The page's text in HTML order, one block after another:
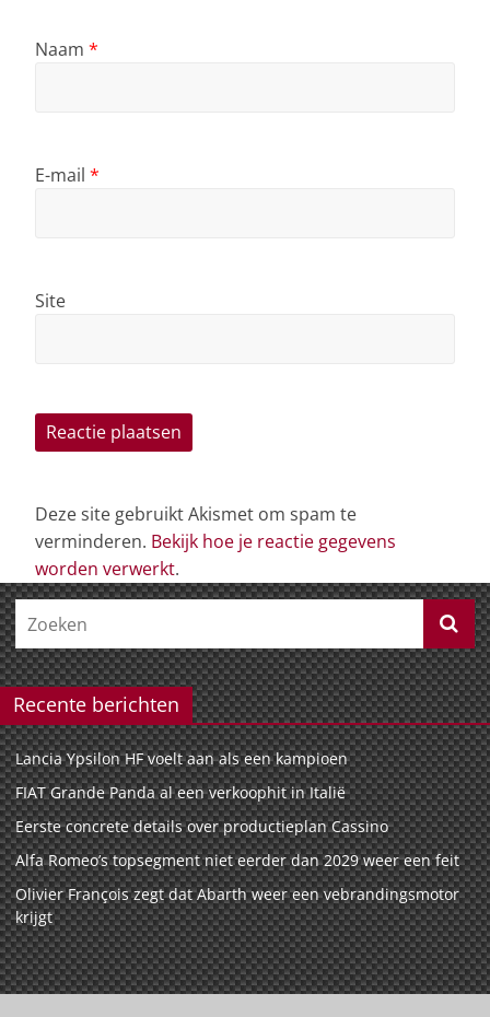
Naam *
E-mail *
Site
Deze site gebruikt Akismet om spam te
verminderen. Bekijk hoe je reactie gegevens
worden verwerkt.
Recente berichten
Lancia Ypsilon HF voelt aan als een kampioen
FIAT Grande Panda al een verkoophit in Italië
Eerste concrete details over productieplan Cassino
Alfa Romeo’s topsegment niet eerder dan 2029 weer een feit
Olivier François zegt dat Abarth weer een vebrandingsmotor
krijgt